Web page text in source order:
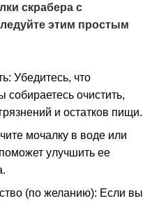
скрабера с
этим простым
Убедитесь, что
собираетесь очистить,
и остатков пищи.
мочалку в воде или
улучшить ее
(по желанию): Если вы